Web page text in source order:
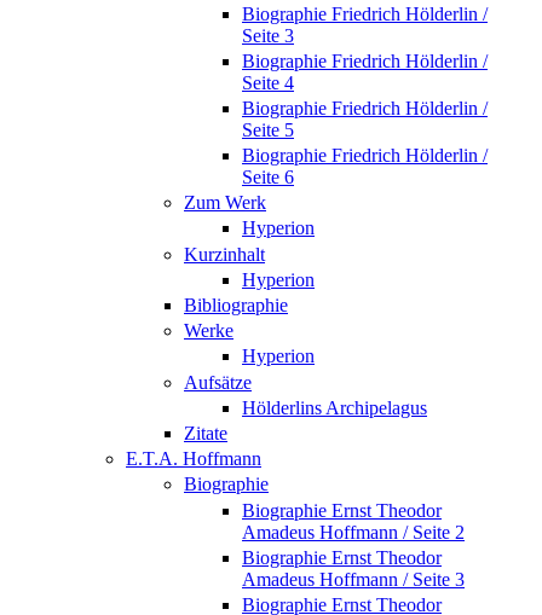
Biographie Friedrich Hölderlin /
Seite 3
Biographie Friedrich Hölderlin /
Seite 4
Biographie Friedrich Hölderlin /
Seite 5
Biographie Friedrich Hölderlin /
Seite 6
Zum Werk
Hyperion
Kurzinhalt
Hyperion
Bibliographie
Werke
Hyperion
Aufsätze
Hölderlins Archipelagus
Zitate
E.T.A. Hoffmann
Biographie
Biographie Ernst Theodor
Amadeus Hoffmann / Seite 2
Biographie Ernst Theodor
Amadeus Hoffmann / Seite 3
Biographie Ernst Theodor